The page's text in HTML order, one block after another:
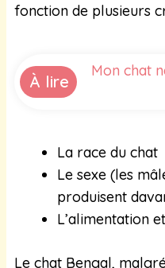
fonction de plusieurs
À lire
Mon chat
La race du chat
Le sexe (les
produisent
L’alimentation
Le chat Bengal,